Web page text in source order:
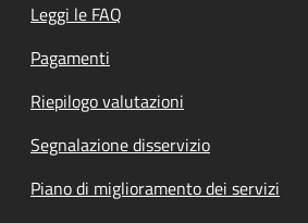
Leggi le FAQ
Pagamenti
Riepilogo valutazioni
Segnalazione disservizio
Piano di miglioramento dei servizi